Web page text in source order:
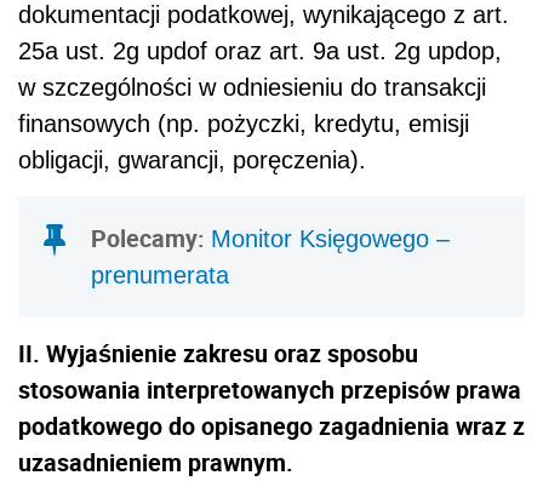
dokumentacji podatkowej, wynikającego z art.
25a ust. 2g updof oraz art. 9a ust. 2g updop,
w szczególności w odniesieniu do transakcji
finansowych (np. pożyczki, kredytu, emisji
obligacji, gwarancji, poręczenia).
Polecamy: Monitor Księgowego –
prenumerata
II. Wyjaśnienie zakresu oraz sposobu
stosowania interpretowanych przepisów prawa
podatkowego do opisanego zagadnienia wraz z
uzasadnieniem prawnym.